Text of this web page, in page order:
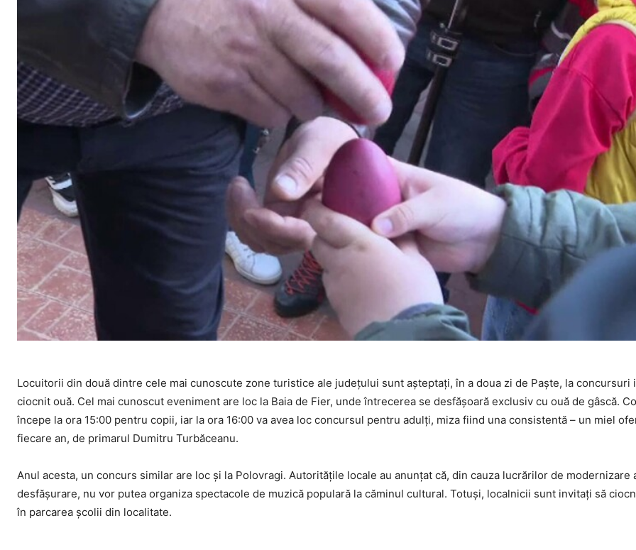
Locuitorii din două dintre cele mai cunoscute zone turistice ale județului sunt așteptați, în a doua zi de Paște, la concursuri
ciocnit ouă. Cel mai cunoscut eveniment are loc la Baia de Fier, unde întrecerea se desfășoară exclusiv cu ouă de gâscă.
începe la ora 15:00 pentru copii, iar la ora 16:00 va avea loc concursul pentru adulți, miza fiind una consistentă – un miel
fiecare an, de primarul Dumitru Turbăceanu.
Anul acesta, un concurs similar are loc și la Polovragi. Autoritățile locale au anunțat că, din cauza lucrărilor de modernizare
desfășurare, nu vor putea organiza spectacole de muzică populară la căminul cultural. Totuși, localnicii sunt invitați să
în parcarea școlii din localitate.